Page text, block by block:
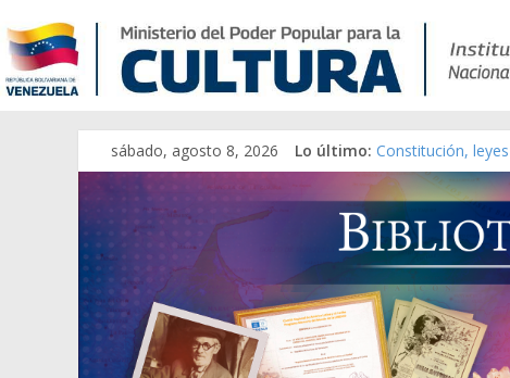
sábado, agosto 8, 2026 Lo último: Constitución,
Una Parálisis
Modesta Bor
Gaceta Oficial de
Catálogo